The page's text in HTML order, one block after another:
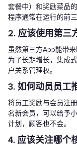
套餐中）和奖励菜品
程序通常在运行的前
2. 应该使用第三
虽然第三方App能带
为了长期增长，集成
户关系管理权。
3. 如何动员员工
将员工奖励与会员注
名新会员，可以给予
计划，顾客也不会。
4. 应该关注哪个